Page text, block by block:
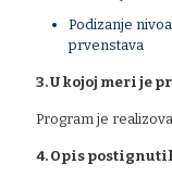
Podizanje
prvenstava
3. U kojoj meri je
Program je
4. Opis